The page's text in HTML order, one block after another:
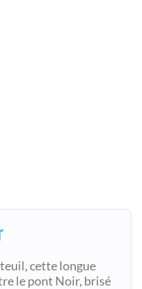
cette longue
le pont Noir, brisé